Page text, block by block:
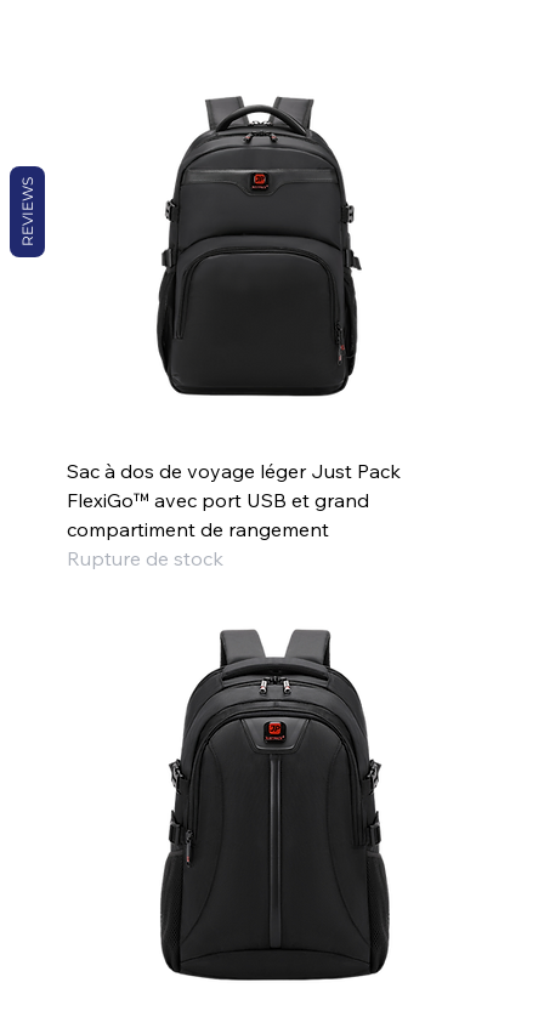
Sac à dos de voyage léger Just Pack
FlexiGo™ avec port USB et grand
compartiment de rangement
Rupture de stock
REVIEWS